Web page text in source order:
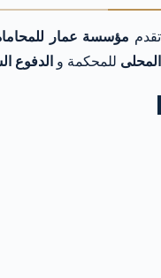
تقدم مؤسسة عمار
المحلى للمحكمة و الدفوع